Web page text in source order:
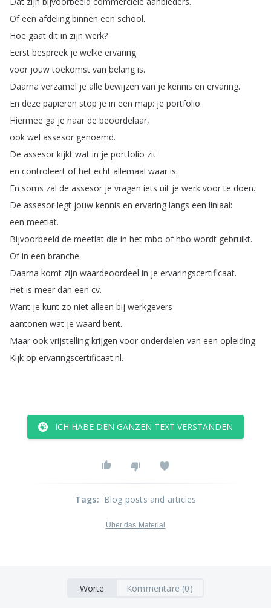
Of een afdeling binnen een school.
Hoe gaat dit in zijn werk?
Eerst bespreek je welke ervaring
voor jouw toekomst van belang is.
Daarna verzamel je alle bewijzen van je kennis en ervaring.
En deze papieren stop je in een map: je portfolio.
Hiermee ga je naar de beoordelaar,
ook wel assesor genoemd.
De assesor kijkt wat in je portfolio zit
en controleert of het echt allemaal waar is.
En soms zal de assesor je vragen iets uit je werk voor te doen.
De assesor legt jouw kennis en ervaring langs een liniaal:
een meetlat.
Bijvoorbeeld de meetlat die in het mbo of hbo wordt gebruikt.
Of in een branche.
Daarna komt zijn waardeoordeel in je ervaringscertificaat.
Het is meer dan een cv.
Want je kunt zo niet alleen bij werkgevers
aantonen wat je waard bent.
Maar ook vrijstelling krijgen voor onderdelen van een opleiding.
Kijk op ervaringscertificaat.nl.
ICH HABE DEN GANZEN TEXT VERSTANDEN
Tags: Blog posts and articles
Über das Material
Worte Kommentare (0)